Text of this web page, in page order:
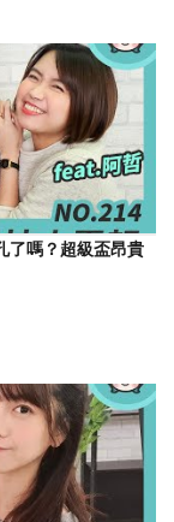
了嗎？超級盃昂貴